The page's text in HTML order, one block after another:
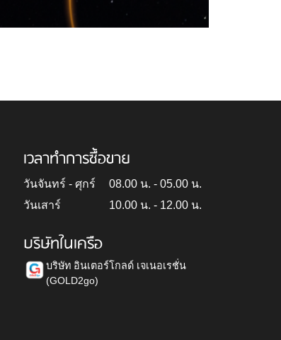
เวลาทำการซื้อขาย
วันจันทร์ - ศุกร์
08.00 น. - 05.00 น.
วันเสาร์
10.00 น. - 12.00 น.
บริษัทในเครือ
บริษัท อินเตอร์โกลด์ เจเนอเรชั่น
(GOLD2go)